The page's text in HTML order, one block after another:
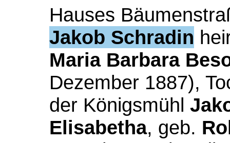
Hauses
Jakob Schradin
Maria Barbara
Dezember 1887),
der Königsmühl
Elisabetha, geb.